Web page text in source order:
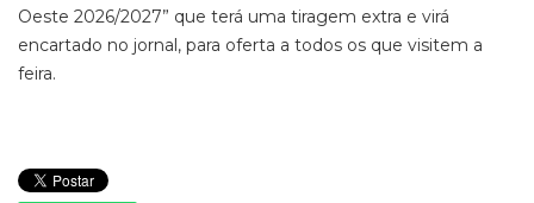
Oeste 2026/2027” que terá uma tiragem extra e virá
encartado no jornal, para oferta a todos os que visitem a
feira.